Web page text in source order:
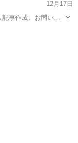
12月17日
事作成、お問い合